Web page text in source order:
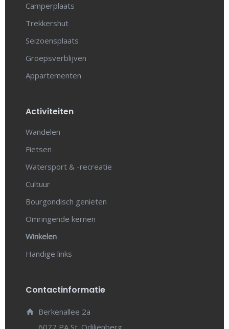
Camperplaats
Trekkershut
Seizoensplaats
Groepsverblijven
Appartementen
Activiteiten
Wandelen
Fietsen
Watersport & -recreatie
Cultuur
Bourgondisch genieten
Omringende kernen
Winkelen
Handige links
Contactinformatie
Berkenallee 2a
6077 PA St. Odiliënberg